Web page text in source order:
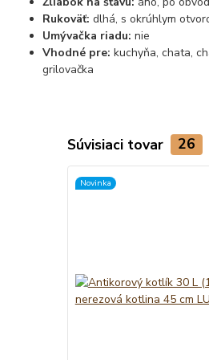
Rukoväť: dlhá, s okrúhlym
Umývačka riadu: nie
Vhodné pre: kuchyňa, chata,
grilovačka
Súvisiaci tovar 26
Novinka